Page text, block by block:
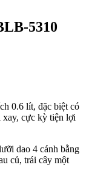
5310
0.6 lít, đặc biệt có
xay, cực kỳ tiện lợi
dao 4 cánh bằng
củ, trái cây một